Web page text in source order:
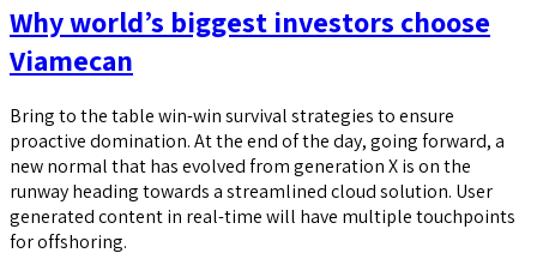
Why world’s biggest investors choose
Viamecan
Bring to the table win-win survival strategies to ensure
proactive domination. At the end of the day, going forward, a
new normal that has evolved from generation X is on the
runway heading towards a streamlined cloud solution. User
generated content in real-time will have multiple touchpoints
for offshoring.